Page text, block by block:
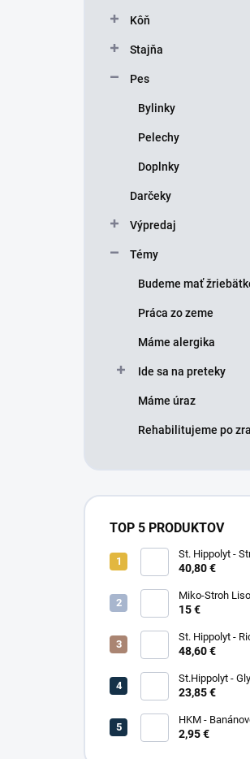
Kôň
Stajňa
Pes
Bylinky
Pelechy
Doplnky
Darčeky
Výpredaj
Témy
Budeme mať
Práca zo zeme
Máme alergika
Ide sa na preteky
Máme úraz
Rehabilitujeme po
TOP 5 PRODUKTOV
St. Hippolyt -
Energetikum
40,80 €
Miko-Stroh
15 €
St. Hippolyt -
48,60 €
St.Hippolyt -
Seniorfaser
23,85 €
HKM -
2,95 €